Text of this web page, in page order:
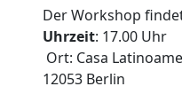
Der Workshop
Uhrzeit: 17.00 Uhr
Ort: Casa
12053 Berlin